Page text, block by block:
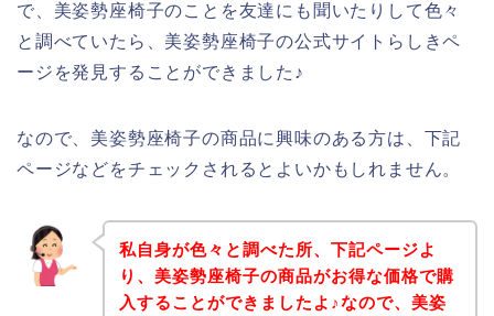
で、美姿勢座椅子のことを友達にも聞いたりして色々
と調べていたら、美姿勢座椅子の公式サイトらしきペ
ージを発見することができました♪
なので、美姿勢座椅子の商品に興味のある方は、下記
ページなどをチェックされるとよいかもしれません。
私自身が色々と調べた所、下記ページよ
り、美姿勢座椅子の商品がお得な価格で購
入することができましたよ♪なので、美姿